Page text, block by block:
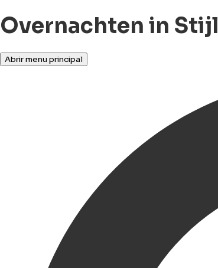
Overnachten in Stijl
Abrir menu principal